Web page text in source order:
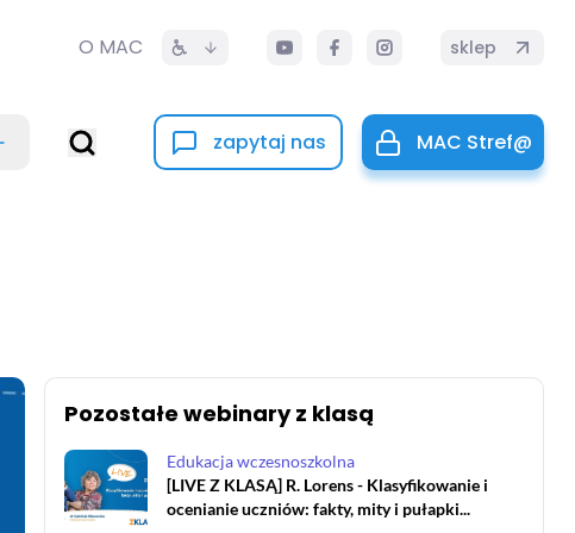
O MAC sklep
zapytaj nas MAC Stref@
Pozostałe webinary z klasą
Edukacja wczesnoszkolna
[LIVE Z KLASĄ] R. Lorens - Klasyfikowanie i
ocenianie uczniów: fakty, mity i pułapki...